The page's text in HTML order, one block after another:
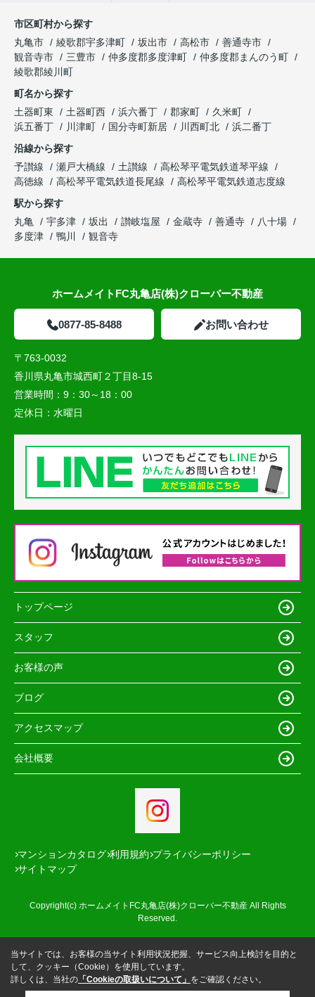
市区町村から探す
丸亀市
綾歌郡宇多津町 坂出市 高松市
善通寺市
観音寺市
三豊市 仲多度郡多度津町
仲多度郡まんのう町
綾歌郡綾川町
町名から探す
土器町東
土器町西 浜六番丁 郡家町
久米町
浜五番丁
川津町 国分寺町新居 川西町北
浜二番丁
沿線から探す
予讃線
瀬戸大橋線 土讃線
高松琴平電気鉄道琴平線
高徳線
高松琴平電気鉄道長尾線
高松琴平電気鉄道志度線
駅から探す
丸亀
宇多津 坂出 讃岐塩屋 金蔵寺 善通寺
八十場
多度津
鴨川 観音寺
ホームメイトFC丸亀店(株)クローバー不動産
0877-85-8488 お問い合わせ
〒763-0032
香川県丸亀市城西町２丁目8-15
営業時間： 9：30～18：00
定休日： 水曜日
トップページ
スタッフ
お客様の声
ブログ
アクセスマップ
会社概要
マンションカタログ 利用規約 プライバシーポリシー
サイトマップ
Copyright(c) ホームメイトFC丸亀店(株)クローバー不動産 All Rights
Reserved.
当サイトでは、お客様の当サイト利用状況把握、サービス向上検討を目的と
して、クッキー（Cookie）を使用しています。
詳しくは、当社の 「Cookieの取扱いについて」 をご確認ください。